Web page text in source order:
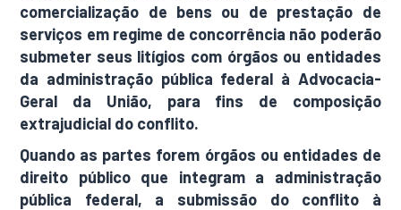
comercialização de bens ou de prestação de
serviços em regime de concorrência não poderão
submeter seus litígios com órgãos ou entidades
da administração pública federal à Advocacia-
Geral da União, para fins de composição
extrajudicial do conflito.
Quando as partes forem órgãos ou entidades de
direito público que integram a administração
pública federal, a submissão do conflito à